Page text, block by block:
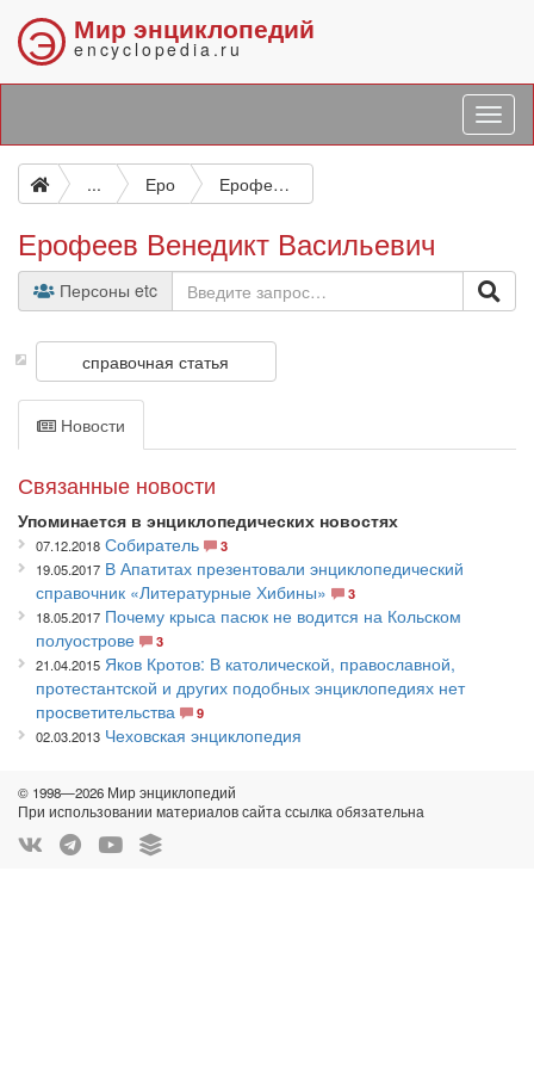
Э Мир энциклопедий
encyclopedia.ru
... Еро Ерофеев Венедикт Васильевич
Ерофеев Венедикт Васильевич
Персоны etc
справочная статья
Новости
Связанные новости
Упоминается в энциклопедических новостях
07.12.2018 Собиратель
3
19.05.2017 В Апатитах презентовали энциклопедический
справочник «Литературные Хибины»
3
18.05.2017 Почему крыса пасюк не водится на Кольском
полуострове
3
21.04.2015 Яков Кротов: В католической, православной,
протестантской и других подобных энциклопедиях нет
просветительства
9
02.03.2013 Чеховская энциклопедия
© 1998—2026 Мир энциклопедий
При использовании материалов сайта ссылка обязательна